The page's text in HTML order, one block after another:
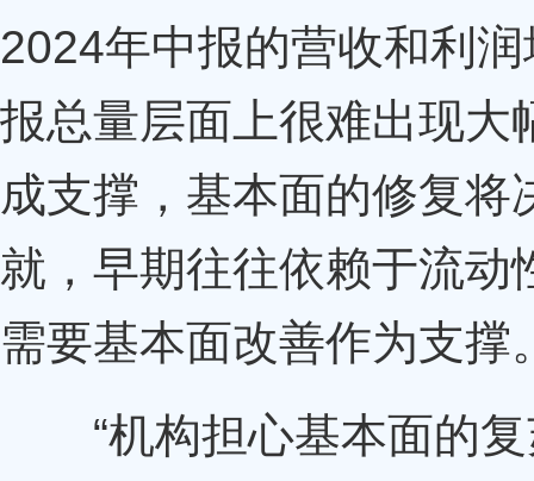
2024年中报的营收和利
报总量层面上很难出现大
成支撑，基本面的修复
就，早期往往依赖于流动
需要基本面改善作为支撑
“机构担心基本面的复